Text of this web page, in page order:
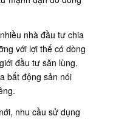
nhà đầu tư chia
với lợi thế có dòng
đầu tư săn lùng.
bất động sản nói
nhu cầu sử dụng